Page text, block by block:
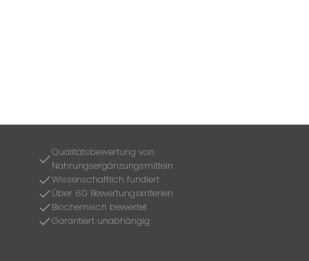
Qualitätsbewertung von
Nahrungsergänzungsmitteln
Wissenschaftlich fundiert
Über 60 Bewertungskriterien
Biochemisch bewertet
Garantiert unabhängig